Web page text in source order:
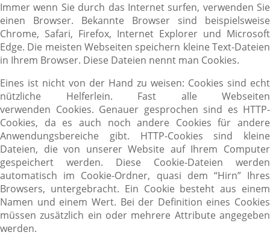
Immer wenn Sie durch das Internet surfen, verwenden Sie
einen Browser. Bekannte Browser sind beispielsweise
Chrome, Safari, Firefox, Internet Explorer und Microsoft
Edge. Die meisten Webseiten speichern kleine Text-Dateien
in Ihrem Browser. Diese Dateien nennt man Cookies.
Eines ist nicht von der Hand zu weisen: Cookies sind echt
nützliche Helferlein. Fast alle Webseiten
verwenden Cookies. Genauer gesprochen sind es HTTP-
Cookies, da es auch noch andere Cookies für andere
Anwendungsbereiche gibt. HTTP-Cookies sind kleine
Dateien, die von unserer Website auf Ihrem Computer
gespeichert werden. Diese Cookie-Dateien werden
automatisch im Cookie-Ordner, quasi dem “Hirn” Ihres
Browsers, untergebracht. Ein Cookie besteht aus einem
Namen und einem Wert. Bei der Definition eines Cookies
müssen zusätzlich ein oder mehrere Attribute angegeben
werden.